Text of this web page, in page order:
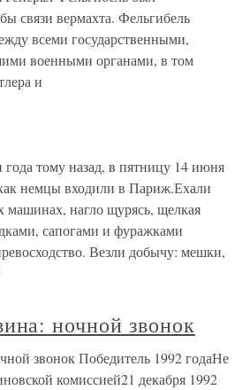
связи вермахта. Фельгибель
всеми государственными,
военными органами, в том
и
тому назад, в пятницу 14 июня
немцы входили в Париж.Ехали
нагло щурясь, щелкая
сапогами и фуражками
Везли добычу: мешки,
ночной звонок
звонок Победитель 1992 годаНе
комиссией21 декабря 1992